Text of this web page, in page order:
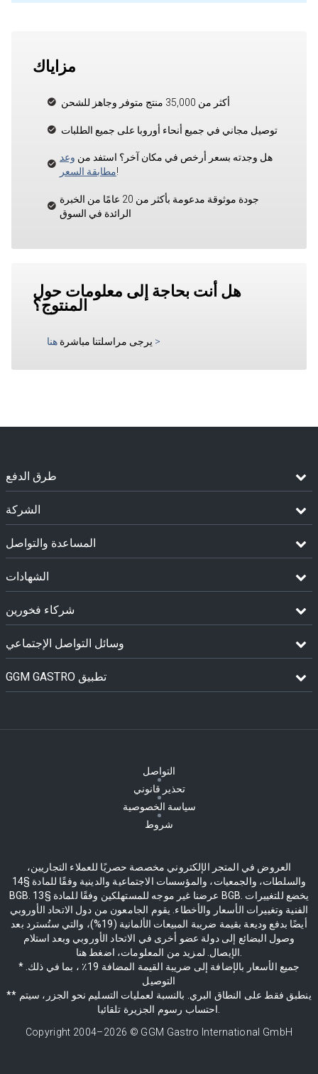
مزاياك
أكثر من 35,000 منتج متوفر وجاهز للشحن
توصيل مجاني في جميع أنحاء أوروبا على جميع الطلبات
هل وجدته بسعر أرخص في مكان آخر؟ استفد من وعد
مطابقة السعر!
جودة موثوقة مدعومة بأكثر من 20 عامًا من الخبرة
الرائدة في السوق
هل أنت بحاجة إلى معلومات حول
المنتوج؟
يرجى مراسلتنا مباشرة هنا >
طرق الدفع
الشركة
المساعدة والتواصل
الشهادات
شركاء فخورين
وسائل التواصل الإجتماعي
GGM GASTRO تطبيق
التواصل
تحذير قانوني
سياسة الخصوصية
شروط
العروض في المتجر الإلكتروني مخصصة حصريًا للعملاء التجاريين،
والسلطات، والجمعيات، والمؤسسات الاجتماعية والدينية وفقًا للمادة §14
BGB. عرضنا غير موجه للمستهلكين وفقًا للمادة §13 BGB. يخضع للتغييرات
الفنية وتغييرات الأسعار والأخطاء. يقوم الجامعون من دول الاتحاد الأوروبي
أيضًا بدفع وديعة بقيمة ضريبة المبيعات الألمانية (19%)، والتي ستُسترد بعد
وصول البضائع إلى دولة عضو أخرى في الاتحاد الأوروبي وبعد استلام
* جميع الأسعار بالإضافة إلى ضريبة القيمة المضافة 19٪ ، بما في ذلك.
التوصيل
** ينطبق فقط على النطاق البري. بالنسبة لعمليات التسليم نحو الجزر، سيتم
Copyright 2004–2026 © GGM Gastro International GmbH